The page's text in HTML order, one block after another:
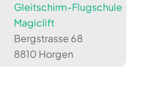
Gleitschirm-Flugschule
Magiclift
Bergstrasse 68
8810 Horgen